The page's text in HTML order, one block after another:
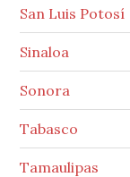
San Luis Potosí
Sinaloa
Sonora
Tabasco
Tamaulipas